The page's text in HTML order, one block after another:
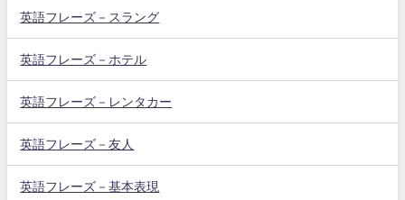
英語フレーズ－スラング
英語フレーズ－ホテル
英語フレーズ－レンタカー
英語フレーズ－友人
英語フレーズ－基本表現